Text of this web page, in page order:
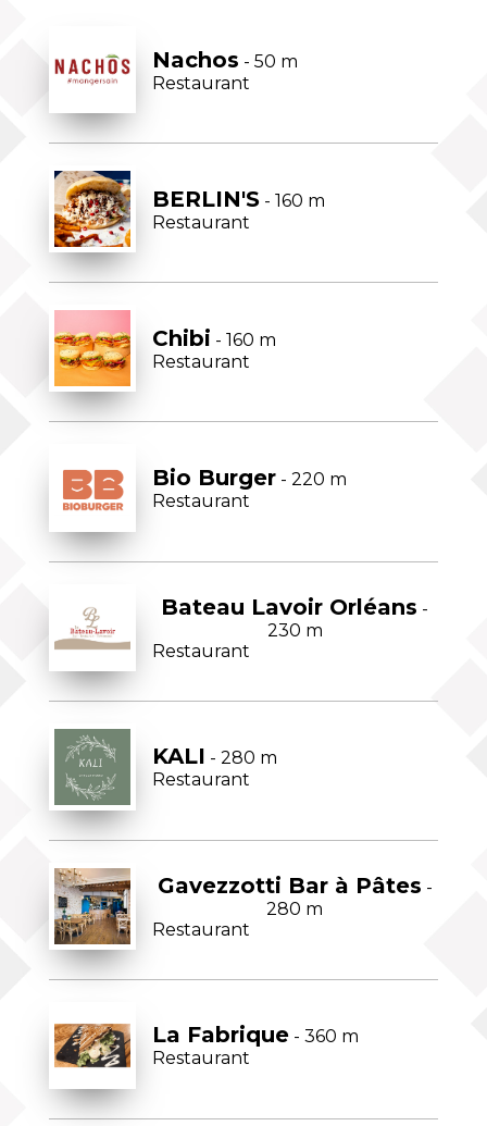
Nachos - 50 m
Restaurant
BERLIN'S- 160 m
Restaurant
Chibi - 160 m
Restaurant
Bio Burger- 220 m
Restaurant
Bateau Lavoir Orléans -
230 m
Restaurant
KALI - 280 m
Restaurant
Gavezzotti Bar à Pâtes -
280 m
Restaurant
La Fabrique- 360 m
Restaurant